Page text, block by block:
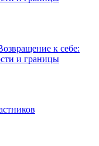
к себе:
и границы